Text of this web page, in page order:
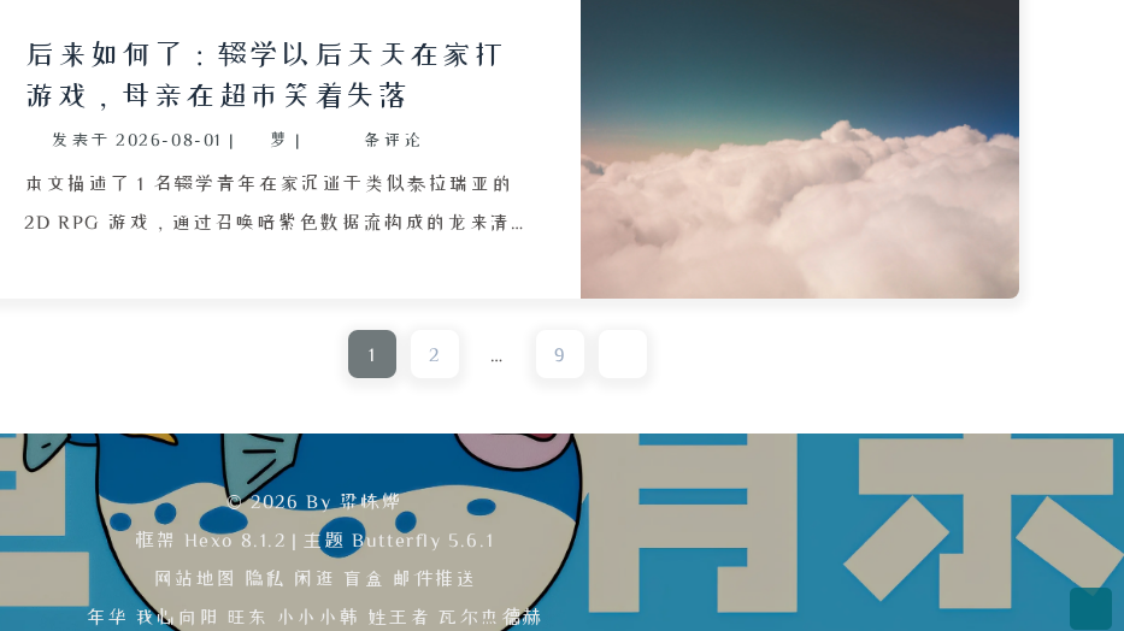
“骑士热音”主播，在直播间炫耀月薪过万、买房买
金彩色并戏称“娶回老婆”。接着打开 Minecraft
Win10 版，开启光线追踪，游戏画面光影细腻，金彩
色与夕阳余晖浑然一体，令作者沉浸其中，感叹配色
后来如何了：辍学以后天天在家打
游戏，母亲在超市笑着失落
发表于 2026-08-01 | 梦 | 条评论
本文描述了 1 名辍学青年在家沉迷于类似泰拉瑞亚的
2D RPG 游戏，通过召唤暗紫色数据流构成的龙来清理
考大学而流露出被比下去的失落。青年站在货架间，
想象香港的繁华街景与优等生的生活，而自己只能困
差。文章通过风扇声、冰霜滴水、母亲拉长的影子等
细节，刻画了母子之间无声的隔阂与阶层比较带来的
压抑，折射出底层青年在游戏世界与失败现实之间的
1 2 9
© 2026 By 梁栋烨
框架 Hexo 8.1.2 | 主题Butterfly 5.6.1
网站地图
隐私 闲逛 盲盒
邮件推送
年华 我心向阳 旺东 小小小韩 姓王者 瓦尔杰德赫